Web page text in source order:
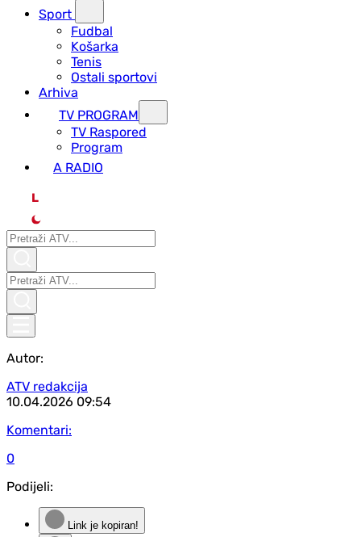
Sport
Fudbal
Košarka
Tenis
Ostali sportovi
Arhiva
TV PROGRAM
ТV Raspored
Program
A RADIO
L
Autor:
ATV redakcija
10.04.2026 09:54
Komentari:
0
Podijeli:
Link je kopiran!